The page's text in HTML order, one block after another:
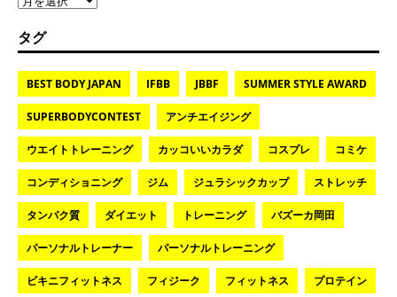
タグ
BEST BODY JAPAN IFBB JBBF SUMMER STYLE AWARD
SUPERBODYCONTEST アンチエイジング
ウエイトトレーニング カッコいいカラダ コスプレ コミケ
コンディショニング ジム ジュラシックカップ ストレッチ
タンパク質 ダイエット トレーニング バズーカ岡田
パーソナルトレーナー パーソナルトレーニング
ビキニフィットネス フィジーク フィットネス プロテイン